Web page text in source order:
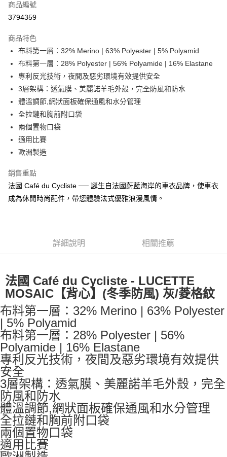
信用卡分期付款
合作金庫商業銀行
華南商業銀行
彰化商業銀行
上海商業儲蓄銀行
台北富邦商業銀行
國泰世華商業銀行
兆豐國際商業銀行
臺灣中小企業銀行
台中商業銀行
匯豐（台灣）商業銀行
華泰商業銀行
聯邦商業銀行
遠東國際商業銀行
元大商業銀行
玉山商業銀行
台新國際商業銀行
台灣樂天信用卡公司
超商取貨付款
LINE Pay
Apple Pay
街口支付
Google Pay
大哥付你分期
相關說明
【大哥付你分期使用說明】
3.實際核准額度、可分期數及費用金額請依後續交易確認頁面所載為準。
法說明評估內容。
【繳款方式說明】
1.分期款項不併入電信帳單，「大哥付你分期」於每月結算日後寄送繳費提
2.透過簡訊連結打開帳單後，可選擇「超商條碼／台灣大直營門市／銀行轉
帳／街口支付／iPASS MONEY」等通路繳費。
【注意事項】
1.本服務係由「台灣大哥大股份有限公司」（以下簡稱本公司）所提供，讓
用戶於交易時，得透過本服務購買商品或服務，並由商店將買賣／分期付款
買賣價金債權讓與本公司後，依約使用本公司帳單繳交帳款。
2.基於同意付款使用「大哥付你分期」之契約關係目的，商店將以您的個人
資料（包含姓名、電話或地址）提供予台灣大哥大進項蒐集、處理及利用，
由本公司與您本人進行分期帳單所需資料之確認、核對及更正。
3.完整用戶服務條款，請詳閱以下連結：https://oppay.tw/userRule
AFTEE先享後付是「在收到商品之後才付款」的支付方式。 讓您購物簡單
３．安心：先確認商品／服務後，再付款。
【「AFTEE先享後付」結帳流程】
１．於結帳方式選擇「AFTEE先享後付」後，將跳轉至「AFTEE先享後付」
結帳頁面，進行簡訊認證並確認金額後，即可完成結帳。
２．訂單成立數日內，您將收到繳費通知簡訊。
３．收到繳費通知簡訊後14天內，點擊此簡訊中的連結，可透過四大超商／
ATM／網路銀行／等多元方式進行付款，方視為交易完成。
※ 請注意：結帳手續完成當下不需立刻繳費，但若您需要取消訂單，請聯絡
購買商品的店家。未經商家同意取消之訂單仍視為有效，需透過AFTEE先享
後付繳納相關費用。
※ 交易是否成功請以「AFTEE先享後付 」之結帳頁面顯示為準，若有關於
是否繳費成功／繳費後需取消欲退款等相關疑問，請聯繫「AFTEE先享後付
客戶支援中心」 https://netprotections.freshdesk.com/support/home
【注意事項】
１．透過由恩沛科技股份有限公司提供之「AFTEE先享後付」服務完成之交
易，需依本服務之必要範圍內提供個人資料，並將交易相關給付款項請求債
權轉讓予恩沛科技股份有限公司。
２．關於個人資料處理事宜，請瀏覽以下網址：
全家取貨付款
每筆NT$60，滿NT$998(含以上)免運費
全家純取貨
每筆NT$60，滿NT$998(含以上)免運費
7-11取貨付款
每筆NT$60，滿NT$998(含以上)免運費
7-11純取貨
每筆NT$60，滿NT$998(含以上)免運費
宅配
每筆NT$80，滿NT$1,300(含以上)免運費
海外配送（運費貨到付款）
商品編號
3794359
商品特色
布料第一層：32% Merino | 63% Polyester | 5% Polyamid
布料第一層：28% Polyester | 56% Polyamide | 16% Elastane
專利反光技術，夜間及惡劣環境有效提供安全
3層架構：透氣膜、美麗諾羊毛外殼，完全防風和防水
體溫調節,網狀面板確保通風和水分管理
全拉鏈和胸前附口袋
兩個置物口袋
適用比賽
歐洲製造
銷售重點
法國 Café du Cycliste ── 誕生自法國蔚藍海岸的車衣品牌，使車衣
成為休閒時尚配件，帶您體驗法式優雅浪漫風情。
詳細說明 相關推薦
法國 Café du Cycliste - LUCETTE
MOSAIC【背心】(冬季防風) 灰/菱格紋
布料第一層：32% Merino | 63% Polyester
| 5% Polyamid
布料第一層：28% Polyester | 56%
Polyamide | 16% Elastane
專利反光技術，夜間及惡劣環境有效提供
安全
3層架構：透氣膜、美麗諾羊毛外殼，完全
防風和防水
體溫調節,網狀面板確保通風和水分管理
全拉鏈和胸前附口袋
兩個置物口袋
適用比賽